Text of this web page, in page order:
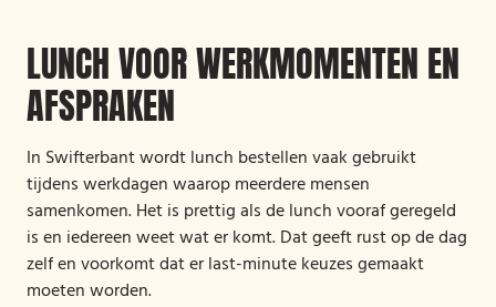
LUNCH VOOR WERKMOMENTEN EN
AFSPRAKEN
In Swifterbant wordt lunch bestellen vaak gebruikt
tijdens werkdagen waarop meerdere mensen
samenkomen. Het is prettig als de lunch vooraf geregeld
is en iedereen weet wat er komt. Dat geeft rust op de dag
zelf en voorkomt dat er last-minute keuzes gemaakt
moeten worden.